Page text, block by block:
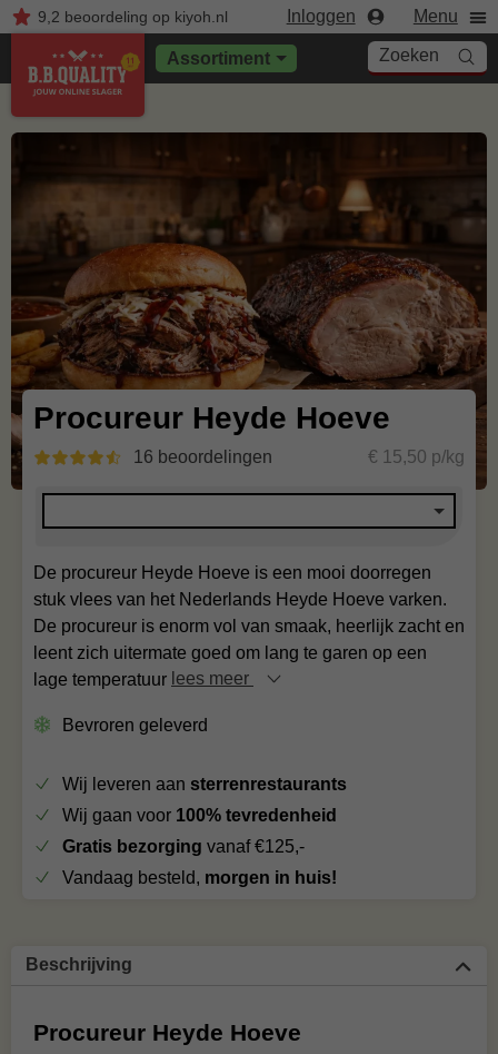
9,2 beoordelingop kiyoh.nl Inloggen Menu
Assortiment Zoeken
Procureur Heyde Hoeve
16 beoordelingen € 15,50 p/kg
De procureur Heyde Hoeve is een mooi doorregen
stuk vlees van het Nederlands Heyde Hoeve varken.
De procureur is enorm vol van smaak, heerlijk zacht en
leent zich uitermate goed om lang te garen op een
lage temperatuur lees meer
Bevroren geleverd
Wij leveren aan sterrenrestaurants
Wij gaan voor 100% tevredenheid
Gratis bezorging vanaf €125,-
Vandaag besteld, morgen in huis!
Beschrijving
Procureur Heyde Hoeve